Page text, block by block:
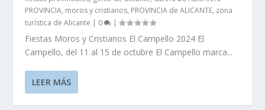
PROVINCIA, moros y cristianos, PROVINCIA de ALICANTE, zona
turística de Alicante | 0 |
Fiestas Moros y Cristianos El Campello 2024 El
Campello, del 11 al 15 de octubre El Campello marca...
LEER MÁS